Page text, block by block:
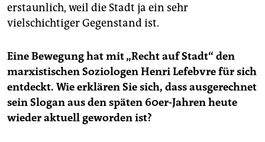
erstaunlich, weil die Stadt ja ein sehr
vielschichtiger Gegenstand ist.
Eine Bewegung hat mit „Recht auf Stadt“ den
marxistischen Soziologen Henri Lefebvre für sich
entdeckt. Wie erklären Sie sich, dass ausgerechnet
sein Slogan aus den späten 60er-Jahren heute
wieder aktuell geworden ist?